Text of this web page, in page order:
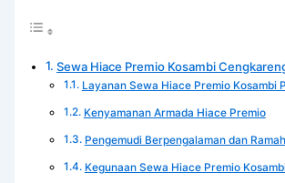
Sewa Hiace Premio Kosambi
Layanan Sewa Hiace Premio Kosambi
Kenyamanan Armada Hiace Premio
Pengemudi Berpengalaman dan Ramah
Kegunaan Sewa Hiace Premio